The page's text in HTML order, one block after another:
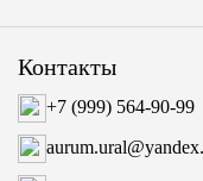
Контакты
+7 (999) 564-90-99